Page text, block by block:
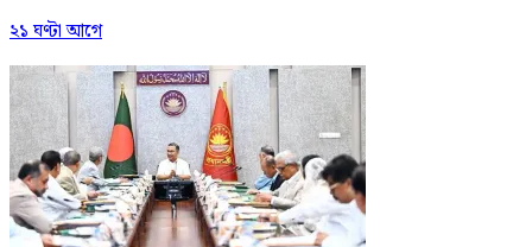
২১ ঘণ্টা আগে